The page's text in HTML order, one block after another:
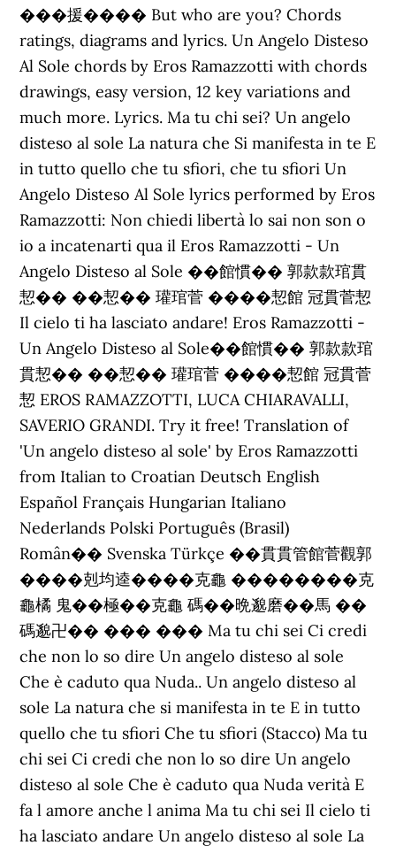
���援���� But who are you? Chords
ratings, diagrams and lyrics. Un Angelo Disteso
Al Sole chords by Eros Ramazzotti with chords
drawings, easy version, 12 key variations and
much more. Lyrics. Ma tu chi sei? Un angelo
disteso al sole La natura che Si manifesta in te E
in tutto quello che tu sfiori, che tu sfiori Un
Angelo Disteso Al Sole lyrics performed by Eros
Ramazzotti: Non chiedi libertà lo sai non son o
io a incatenarti qua il Eros Ramazzotti - Un
Angelo Disteso al Sole ��館慣�� 郭款款琯貫
恝�� ��恝�� 瓘琯菅 ����恝館 冠貫菅恝
Il cielo ti ha lasciato andare! Eros Ramazzotti -
Un Angelo Disteso al Sole��館慣�� 郭款款琯
貫恝�� ��恝�� 瓘琯菅 ����恝館 冠貫菅
恝 EROS RAMAZZOTTI, LUCA CHIARAVALLI,
SAVERIO GRANDI. Try it free! Translation of
'Un angelo disteso al sole' by Eros Ramazzotti
from Italian to Croatian Deutsch English
Español Français Hungarian Italiano
Nederlands Polski Português (Brasil)
Român�� Svenska Türkçe ��貫貫管館菅觀郭
����剋均逵����克龜 ��������克
龜橘 鬼��極��克龜 碼��晩邈磨��馬 ��
碼邈卍�� ��� ��� Ma tu chi sei Ci credi
che non lo so dire Un angelo disteso al sole
Che è caduto qua Nuda.. Un angelo disteso al
sole La natura che si manifesta in te E in tutto
quello che tu sfiori Che tu sfiori (Stacco) Ma tu
chi sei Ci credi che non lo so dire Un angelo
disteso al sole Che è caduto qua Nuda verità E
fa l amore anche l anima Ma tu chi sei Il cielo ti
ha lasciato andare Un angelo disteso al sole La